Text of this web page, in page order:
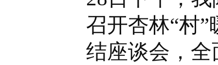
召开杏林“村
结座谈会，全